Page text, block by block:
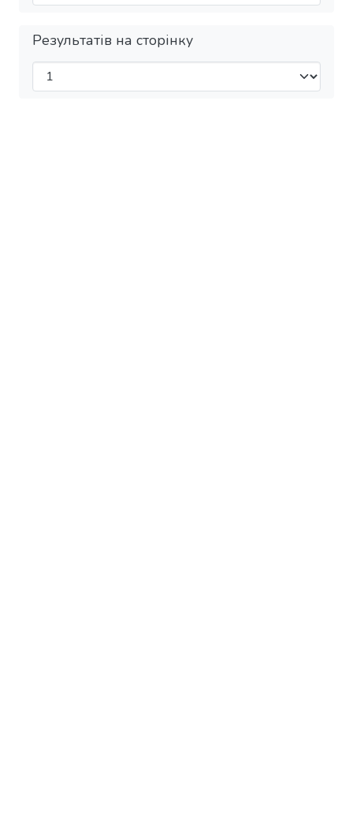
Результатів на сторінку